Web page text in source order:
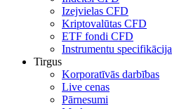
Izejvielas CFD
Kriptovalūtas CFD
ETF fondi CFD
Instrumentu specifikācija
Tirgus
Korporatīvās darbības
Live cenas
Pārnesumi